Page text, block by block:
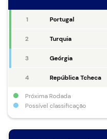
1 Portugal
2 Turquia
3 Geórgia
4 República Tcheca
Próxima Rodada
Possível classificação